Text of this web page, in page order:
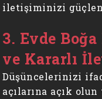
iletişiminizi
3. Evde
ve Kararlı
Düşüncelerinizi
açılarına açık